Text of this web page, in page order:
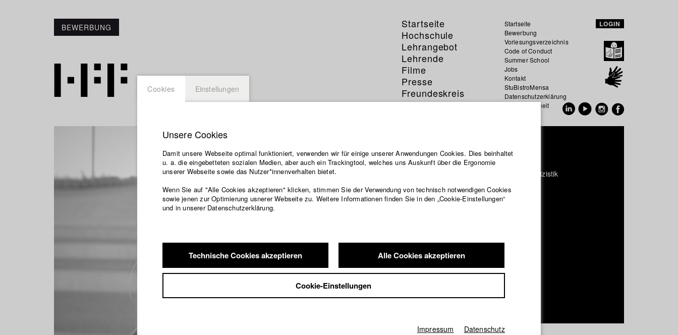
BEWERBUNG
Startseite
Hochschule
Lehrangebot
Lehrende
Filme
Presse
Freundeskreis
Service
Startseite
Bewerbung
Vorlesungsverzeichnis
Code of Conduct
Summer School
Jobs
Kontakt
StuBistroMensa
Datenschutzerklärung
Datensicherheit
LOGIN
Felicitas Sonvilla
Abt. IV - Dokumentarfilm und Fernsehpublizistik
Jahrgang 2010
Cookies Einstellungen
Unsere Cookies
Damit unsere Webseite optimal funktioniert, verwenden wir für einige unserer Anwendungen Cookies. Dies beinhaltet
u. a. die eingebetteten sozialen Medien, aber auch ein Trackingtool, welches uns Auskunft über die Ergonomie
unserer Webseite sowie das Nutzer*innenverhalten bietet.
Wenn Sie auf "Alle Cookies akzeptieren" klicken, stimmen Sie der Verwendung von technisch notwendigen Cookies
sowie jenen zur Optimierung usnerer Webseite zu. Weitere Informationen finden Sie in den „Cookie-Einstellungen“
und in unserer Datenschutzerklärung.
Technische Cookies akzeptieren Alle Cookies akzeptieren
Cookie-Einstellungen
Impressum Datenschutz